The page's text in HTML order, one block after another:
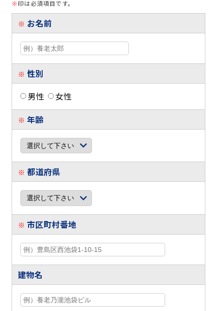
※印は必須項目です。
※ お名前
※ 性別
男性
女性
※ 年齢
※ 都道府県
※ 市区町村番地
建物名